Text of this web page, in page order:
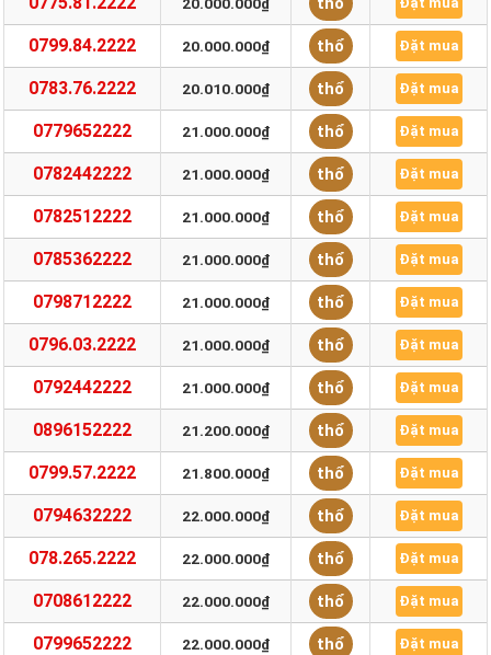
0799.84.2222 20.000.000₫ thổ Đặt mua
0783.76.2222 20.010.000₫ thổ Đặt mua
0779652222 21.000.000₫ thổ Đặt mua
0782442222 21.000.000₫ thổ Đặt mua
0782512222 21.000.000₫ thổ Đặt mua
0785362222 21.000.000₫ thổ Đặt mua
0798712222 21.000.000₫ thổ Đặt mua
0796.03.2222 21.000.000₫ thổ Đặt mua
0792442222 21.000.000₫ thổ Đặt mua
0896152222 21.200.000₫ thổ Đặt mua
0799.57.2222 21.800.000₫ thổ Đặt mua
0794632222 22.000.000₫ thổ Đặt mua
078.265.2222 22.000.000₫ thổ Đặt mua
0708612222 22.000.000₫ thổ Đặt mua
0799652222 22.000.000₫ thổ Đặt mua